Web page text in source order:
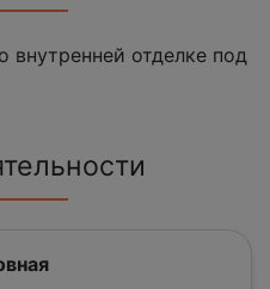
внутренней отделке под